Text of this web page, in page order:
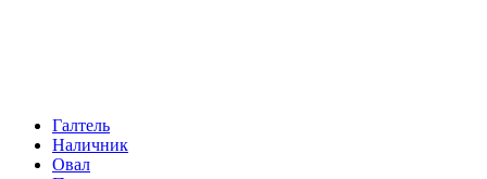
Галтель
Наличник
Овал